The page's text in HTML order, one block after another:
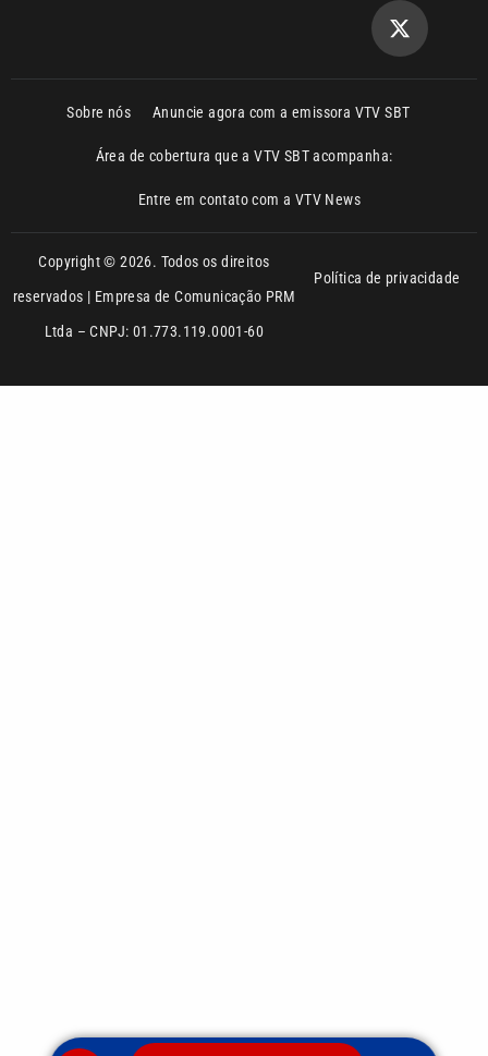
Anuncie agora com a emissora VTV SBT
Copyright © 2026. Todos os direitos